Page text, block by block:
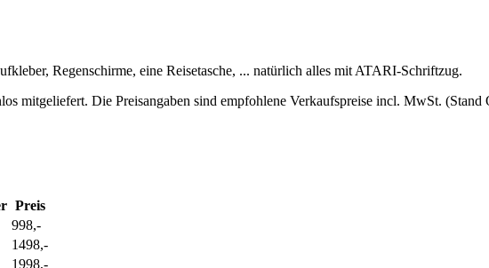
Regenschirme, eine Reisetasche, ... natürlich alles mit ATARI-Schriftzug.
mitgeliefert. Die Preisangaben sind empfohlene Verkaufspreise incl. MwSt. (Stand
Preis
998,-
1498,-
1998,-